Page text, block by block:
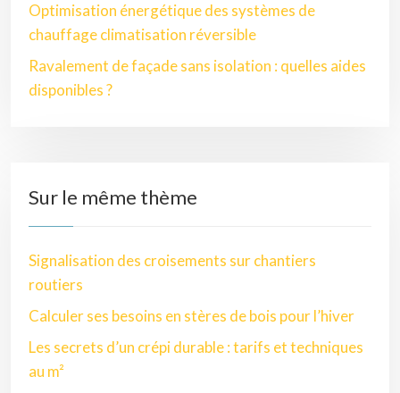
Optimisation énergétique des systèmes de
chauffage climatisation réversible
Ravalement de façade sans isolation : quelles aides
disponibles ?
Sur le même thème
Signalisation des croisements sur chantiers
routiers
Calculer ses besoins en stères de bois pour l’hiver
Les secrets d’un crépi durable : tarifs et techniques
au m²